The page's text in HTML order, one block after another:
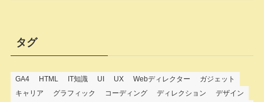
タグ
GA4 HTML IT知識 UI UX Webディレクター
ガジェット
キャリア
グラフィック コーディング ディレクション
デザイン